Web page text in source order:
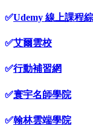
✅Udemy 線上課程
✅艾爾雲校
✅行動補習網
✅寰宇名師學院
✅翰林雲端學院